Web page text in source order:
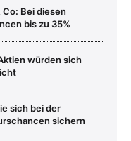
Bei diesen
bis zu 35%
würden sich
sich bei der
sichern